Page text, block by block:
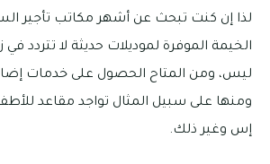
لذا إن كنت تبحث عن أشهر مكاتب تأجير
الخيمة الموفرة لموديلات حديثة لا تتردد في
ليس، ومن المتاح الحصول على خدمات
ومنها على سبيل المثال تواجد مقاعد
إس وغير ذلك.